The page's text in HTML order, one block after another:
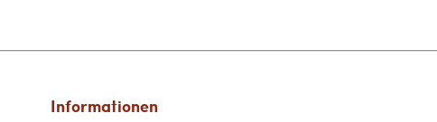
Informationen